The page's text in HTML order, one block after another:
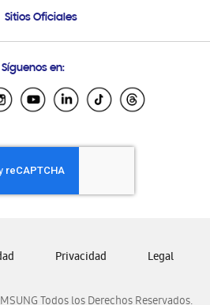
de Compra
vía eMail
Sitios Oficiales
Ecuador
El Salvador
Honduras
Nicaragua
Panamá
Venezuela
Síguenos en:
Privacidad Legal